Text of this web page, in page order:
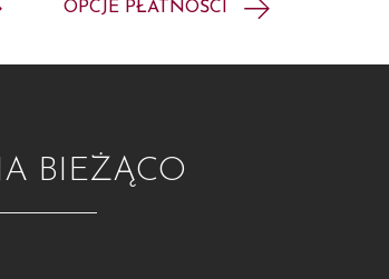
OPCJE PŁATNOŚCI
BIEŻĄCO